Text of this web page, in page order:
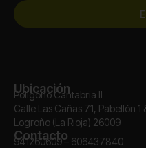
Ubicación
Polígono Cantabria II
Calle Las Cañas 71, Pabellón 1
Logroño (La Rioja) 26009
Contacto
941260609 – 606437840